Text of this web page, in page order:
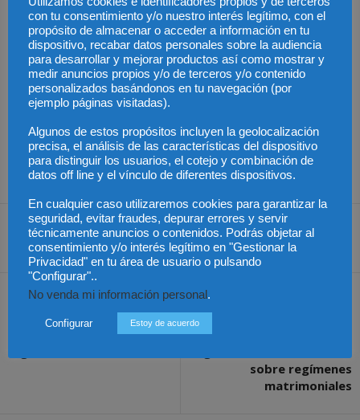
régimen jurídico de las Administraciones públicas,
organización de empresa y management estratégico.Experto
en modelos de colaboración público-privada. Experiencia en
gestionar inversiones y prestar asesoramiento en el ámbito de la
ingeniería, salud, tecnología e infraestructuras, así como en el
internacionales de componente innovador. Es presidente del Foro
Innova Universidad-Empresa, miembro de varios Comités de la
Confederación de Empresarios de Andalucía y de la CES.
Share
Artículo anterior
Chile avanza en la
disminución de la Brecha
Los Notarios se preparan
sobre regímenes
matrimoniales
con tu consentimiento y/o nuestro interés legítimo, con el
propósito de almacenar o acceder a información en tu
dispositivo, recabar datos personales sobre la audiencia
para desarrollar y mejorar productos así como mostrar y
medir anuncios propios y/o de terceros y/o contenido
personalizados basándonos en tu navegación (por
ejemplo páginas visitadas).
Algunos de estos propósitos incluyen la geolocalización
precisa, el análisis de las características del dispositivo
para distinguir los usuarios, el cotejo y combinación de
datos off line y el vínculo de diferentes dispositivos.
En cualquier caso utilizaremos cookies para garantizar la
seguridad, evitar fraudes, depurar errores y servir
técnicamente anuncios o contenidos. Podrás objetar al
consentimiento y/o interés legítimo en "Gestionar la
Privacidad" en tu área de usuario o pulsando
"Configurar"..
No venda mi información personal .
Configurar Estoy de acuerdo